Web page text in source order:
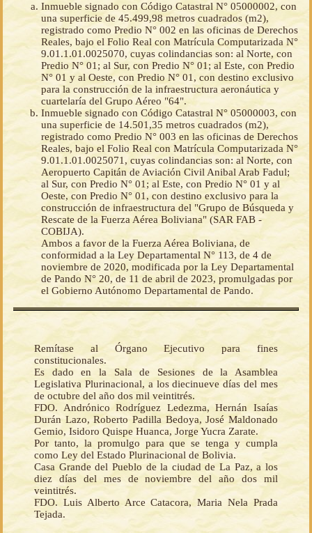
Inmueble signado con Código Catastral N° 05000002, con
una superficie de 45.499,98 metros cuadrados (m2),
registrado como Predio N° 002 en las oficinas de Derechos
Reales, bajo el Folio Real con Matrícula Computarizada N°
9.01.1.01.0025070, cuyas colindancias son: al Norte, con
Predio N° 01; al Sur, con Predio N° 01; al Este, con Predio
N° 01 y al Oeste, con Predio N° 01, con destino exclusivo
para la construcción de la infraestructura aeronáutica y
cuartelaría del Grupo Aéreo "64".
Inmueble signado con Código Catastral N° 05000003, con
una superficie de 14.501,35 metros cuadrados (m2),
registrado como Predio N° 003 en las oficinas de Derechos
Reales, bajo el Folio Real con Matrícula Computarizada N°
9.01.1.01.0025071, cuyas colindancias son: al Norte, con
Aeropuerto Capitán de Aviación Civil Anibal Arab Fadul;
al Sur, con Predio N° 01; al Este, con Predio N° 01 y al
Oeste, con Predio N° 01, con destino exclusivo para la
construcción de infraestructura del "Grupo de Búsqueda y
Rescate de la Fuerza Aérea Boliviana" (SAR FAB -
COBIJA).
Ambos a favor de la Fuerza Aérea Boliviana, de
conformidad a la Ley Departamental N° 113, de 4 de
noviembre de 2020, modificada por la Ley Departamental
de Pando N° 20, de 11 de abril de 2023, promulgadas por
el Gobierno Autónomo Departamental de Pando.
Remítase al Órgano Ejecutivo para fines
constitucionales.
Es dado en la Sala de Sesiones de la Asamblea
Legislativa Plurinacional, a los diecinueve días del mes
de octubre del año dos mil veintitrés.
FDO. Andrónico Rodríguez Ledezma, Hernán Isaías
Durán Lazo, Roberto Padilla Bedoya, José Maldonado
Gemio, Isidoro Quispe Huanca, Jorge Yucra Zarate.
Por tanto, la promulgo para que se tenga y cumpla
como Ley del Estado Plurinacional de Bolivia.
Casa Grande del Pueblo de la ciudad de La Paz, a los
diez días del mes de noviembre del año dos mil
veintitrés.
FDO. Luis Alberto Arce Catacora, Maria Nela Prada
Tejada.